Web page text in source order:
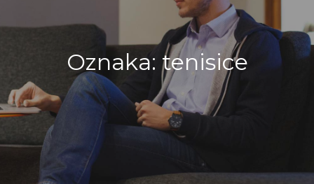
Oznaka: tenisice